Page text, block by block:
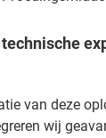
van deze
wij